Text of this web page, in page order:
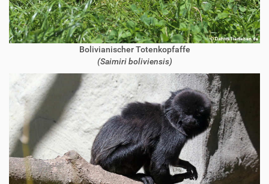
Bolivianischer Totenkopfaffe
(Saimiri boliviensis)